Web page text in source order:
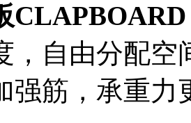
CLAPBOARD
，自由分配空
强筋，承重力